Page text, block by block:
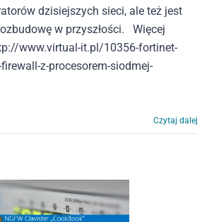
dzisiejszych sieci, ale też jest
w przyszłości. Więcej
www.virtual-it.pl/10356-fortinet-
z-procesorem-siodmej-
Czytaj dalej